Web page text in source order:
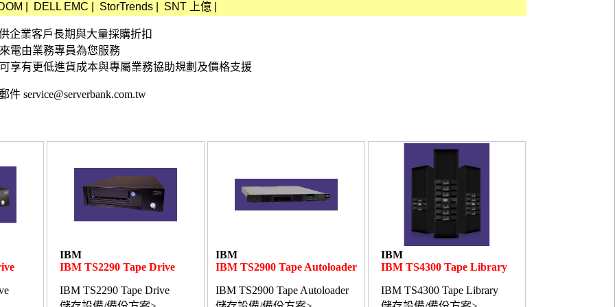
DELL EMC StorTrends SNT 上億
企業客戶長期與大量採購折扣
電由業務專員為您服務
享有更低進貨成本與專屬業務協助規劃及價格支援
件 service@serverbank.com.tw
IBM
IBM TS2290 Tape Drive
IBM TS2290 Tape Drive
IBM
IBM TS2900 Tape Autoloader
IBM TS2900 Tape Autoloader
IBM
IBM TS4300 Tape Library
IBM TS4300 Tape Library